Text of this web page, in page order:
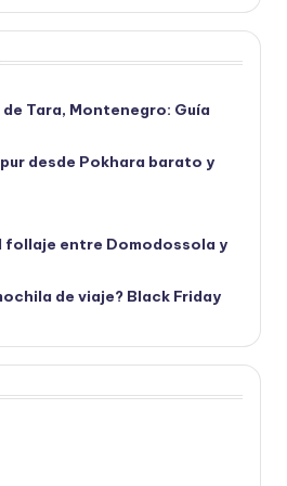
Tara, Montenegro: Guía
desde Pokhara barato y
follaje entre Domodossola y
de viaje? Black Friday